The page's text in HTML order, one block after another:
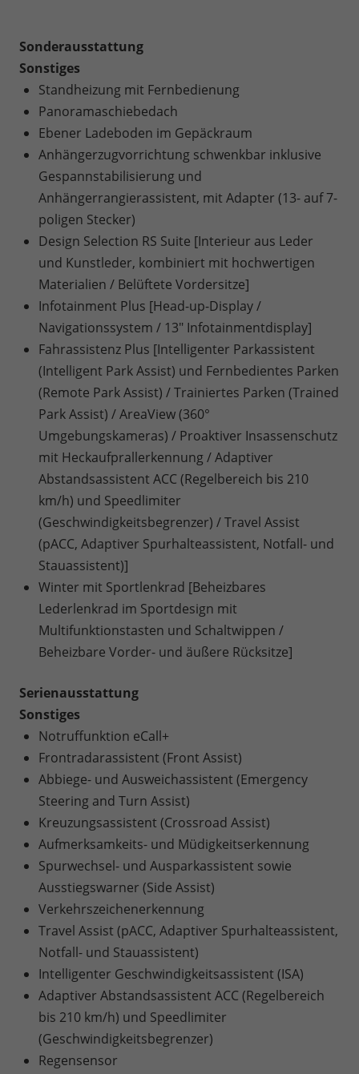
Sonderausstattung
Sonstiges
Standheizung mit Fernbedienung
Panoramaschiebedach
Ebener Ladeboden im Gepäckraum
Anhängerzugvorrichtung schwenkbar inklusive
Gespannstabilisierung und
Anhängerrangierassistent, mit Adapter (13- auf 7-
poligen Stecker)
Design Selection RS Suite [Interieur aus Leder
und Kunstleder, kombiniert mit hochwertigen
Materialien / Belüftete Vordersitze]
Infotainment Plus [Head-up-Display /
Navigationssystem / 13" Infotainmentdisplay]
Fahrassistenz Plus [Intelligenter Parkassistent
(Intelligent Park Assist) und Fernbedientes Parken
(Remote Park Assist) / Trainiertes Parken (Trained
Park Assist) / AreaView (360°
Umgebungskameras) / Proaktiver Insassenschutz
mit Heckaufprallerkennung / Adaptiver
Abstandsassistent ACC (Regelbereich bis 210
km/h) und Speedlimiter
(Geschwindigkeitsbegrenzer) / Travel Assist
(pACC, Adaptiver Spurhalteassistent, Notfall- und
Stauassistent)]
Winter mit Sportlenkrad [Beheizbares
Lederlenkrad im Sportdesign mit
Multifunktionstasten und Schaltwippen /
Beheizbare Vorder- und äußere Rücksitze]
Serienausstattung
Sonstiges
Notruffunktion eCall+
Frontradarassistent (Front Assist)
Abbiege- und Ausweichassistent (Emergency
Steering and Turn Assist)
Kreuzungsassistent (Crossroad Assist)
Aufmerksamkeits- und Müdigkeitserkennung
Spurwechsel- und Ausparkassistent sowie
Ausstiegswarner (Side Assist)
Verkehrszeichenerkennung
Travel Assist (pACC, Adaptiver Spurhalteassistent,
Notfall- und Stauassistent)
Intelligenter Geschwindigkeitsassistent (ISA)
Adaptiver Abstandsassistent ACC (Regelbereich
bis 210 km/h) und Speedlimiter
(Geschwindigkeitsbegrenzer)
Regensensor